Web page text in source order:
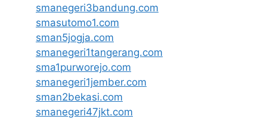
smanegeri3bandung.com
smasutomo1.com
sman5jogja.com
smanegeri1tangerang.com
sma1purworejo.com
smanegeri1jember.com
sman2bekasi.com
smanegeri47jkt.com